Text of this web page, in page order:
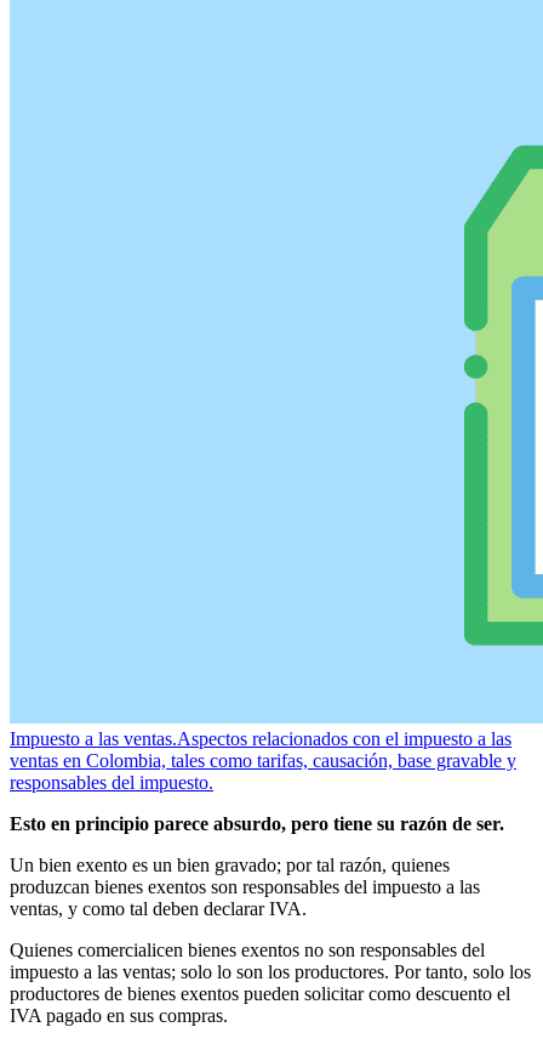
Impuesto a las ventas.Aspectos relacionados con el impuesto a las
ventas en Colombia, tales como tarifas, causación, base gravable y
responsables del impuesto.
Esto en principio parece absurdo, pero tiene su razón de ser.
Un bien exento es un bien gravado; por tal razón, quienes
produzcan bienes exentos son responsables del impuesto a las
ventas, y como tal deben declarar IVA.
Quienes comercialicen bienes exentos no son responsables del
impuesto a las ventas; solo lo son los productores. Por tanto, solo los
productores de bienes exentos pueden solicitar como descuento el
IVA pagado en sus compras.